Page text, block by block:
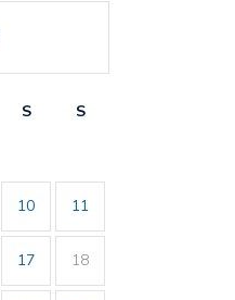
S
S
10 11
17 18